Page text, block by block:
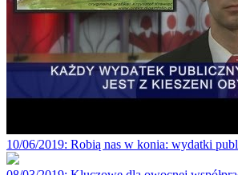
10/06/2019: Robią nas w konia: wydatki